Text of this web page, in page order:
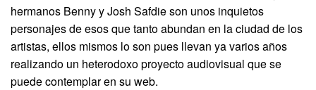
hermanos Benny y Josh Safdie son unos inquietos
personajes de esos que tanto abundan en la ciudad de los
artistas, ellos mismos lo son pues llevan ya varios años
realizando un heterodoxo proyecto audiovisual que se
puede contemplar en su web.